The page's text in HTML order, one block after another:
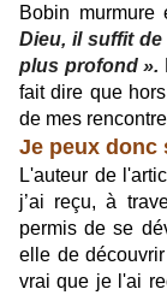
Bobin murmure
Dieu, il suffit de
plus profond ».
fait dire que
de mes
Je peux donc
L'auteur de
j’ai reçu, à
permis de se
elle de
vrai que je l'ai